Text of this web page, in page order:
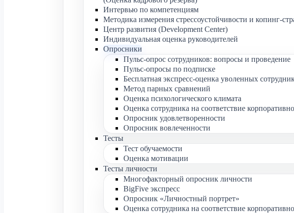
Интервью по компетенциям
Методика измерения стрессоустойчивости и копинг-
Центр развития (Development Center)
Индивидуальная оценка руководителей
Опросники
Пульс-опрос сотрудников: вопросы и проведение
Пульс-опросы по подписке
Бесплатная экспресс-оценка уволенных
Метод парных сравнений
Оценка психологического климата
Оценка сотрудника на соответствие
Опросник удовлетворенности
Опросник вовлеченности
Тесты
Тест обучаемости
Оценка мотивации
Тесты личности
Многофакторный опросник личности
BigFive экспресс
Опросник «Личностный портрет»
Оценка сотрудника на соответствие